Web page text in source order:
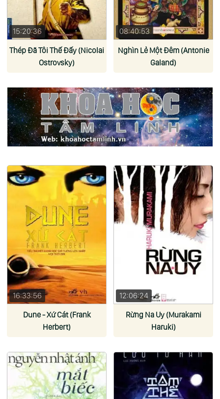
15:20:36
Thép Đã Tôi Thế Đấy (Nicolai
Ostrovsky)
08:40:53
Nghìn Lẻ Một Đêm (Antonie
Galand)
16:33:56
Dune - Xứ Cát (Frank
Herbert)
12:06:24
Rừng Na Uy (Murakami
Haruki)